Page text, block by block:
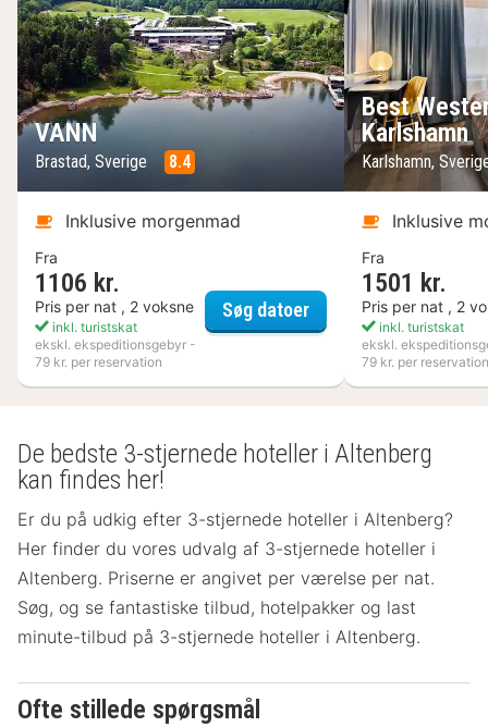
VANN
Brastad, Sverige 8.4
Inklusive morgenmad
Fra
1106 kr.
Pris per nat , 2 voksne
inkl. turistskat
ekskl. ekspeditionsgebyr -
79 kr. per reservation
Søg datoerVANN
Best
Karlshamn
Karlshamn,
Inklusive
Fra
1501 kr.
Pris per nat , 2
inkl. turistskat
ekskl.
79 kr. per reservation
De bedste 3-stjernede hoteller i Altenberg
kan findes her!
Er du på udkig efter 3-stjernede hoteller i Altenberg?
Her finder du vores udvalg af 3-stjernede hoteller i
Altenberg. Priserne er angivet per værelse per nat.
Søg, og se fantastiske tilbud, hotelpakker og last
minute-tilbud på 3-stjernede hoteller i Altenberg.
Ofte stillede spørgsmål